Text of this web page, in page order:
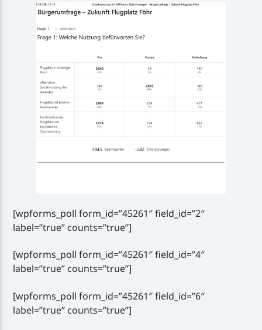
[wpforms_poll form_id=”45261″ field_id=”2″
label=”true” counts=”true”]
[wpforms_poll form_id=”45261″ field_id=”4″
label=”true” counts=”true”]
[wpforms_poll form_id=”45261″ field_id=”6″
label=”true” counts=”true”]